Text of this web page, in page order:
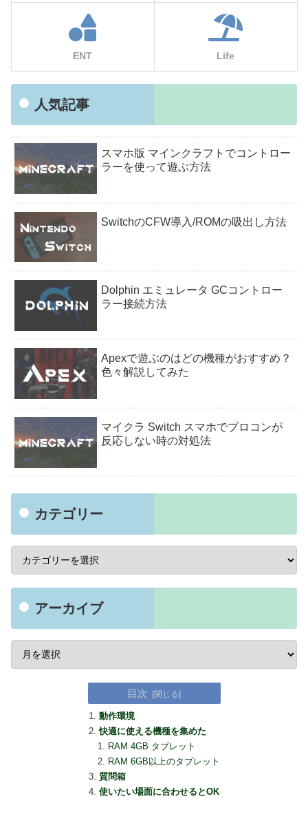
ENT Life
人気記事
スマホ版 マインクラフトでコントロー
ラーを使って遊ぶ方法
SwitchのCFW導入/ROMの吸出し方法
Dolphin エミュレータ GCコントロー
ラー接続方法
Apexで遊ぶのはどの機種がおすすめ？
色々解説してみた
マイクラ Switch スマホでプロコンが
反応しない時の対処法
カテゴリー
アーカイブ
目次
動作環境
快適に使える機種を集めた
RAM 4GB タブレット
RAM 6GB以上のタブレット
質問箱
使いたい場面に合わせるとOK